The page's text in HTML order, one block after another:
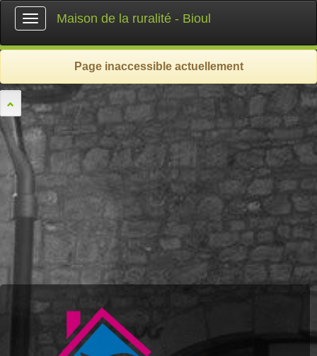
Toggle
navigation
Maison de la ruralité - Bioul
Page inaccessible actuellement